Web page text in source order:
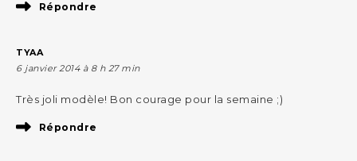
Répondre
TYAA
6 janvier 2014 à 8 h 27 min
Très joli modèle! Bon courage pour la semaine ;)
Répondre